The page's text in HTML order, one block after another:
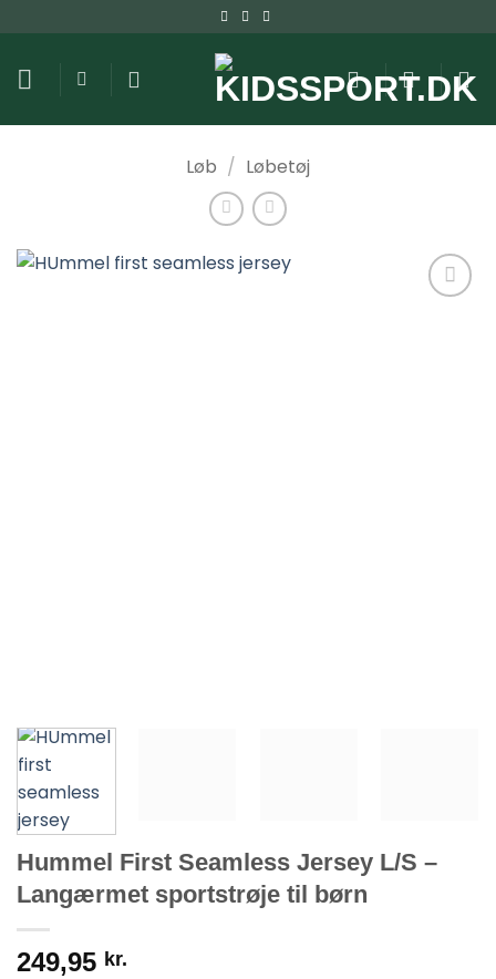
til
indhold
Løb / Løbetøj
Hummel First Seamless Jersey L/S –
Langærmet sportstrøje til børn
249,95 kr.